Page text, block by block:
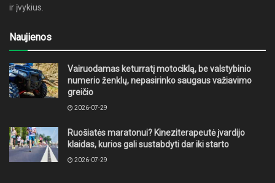
ir įvykius.
Naujienos
Vairuodamas keturratį motociklą, be valstybinio
numerio ženklų, nepasirinko saugaus važiavimo
greičio
2026-07-29
Ruošiatės maratonui? Kineziterapeutė įvardijo
klaidas, kurios gali sustabdyti dar iki starto
2026-07-29